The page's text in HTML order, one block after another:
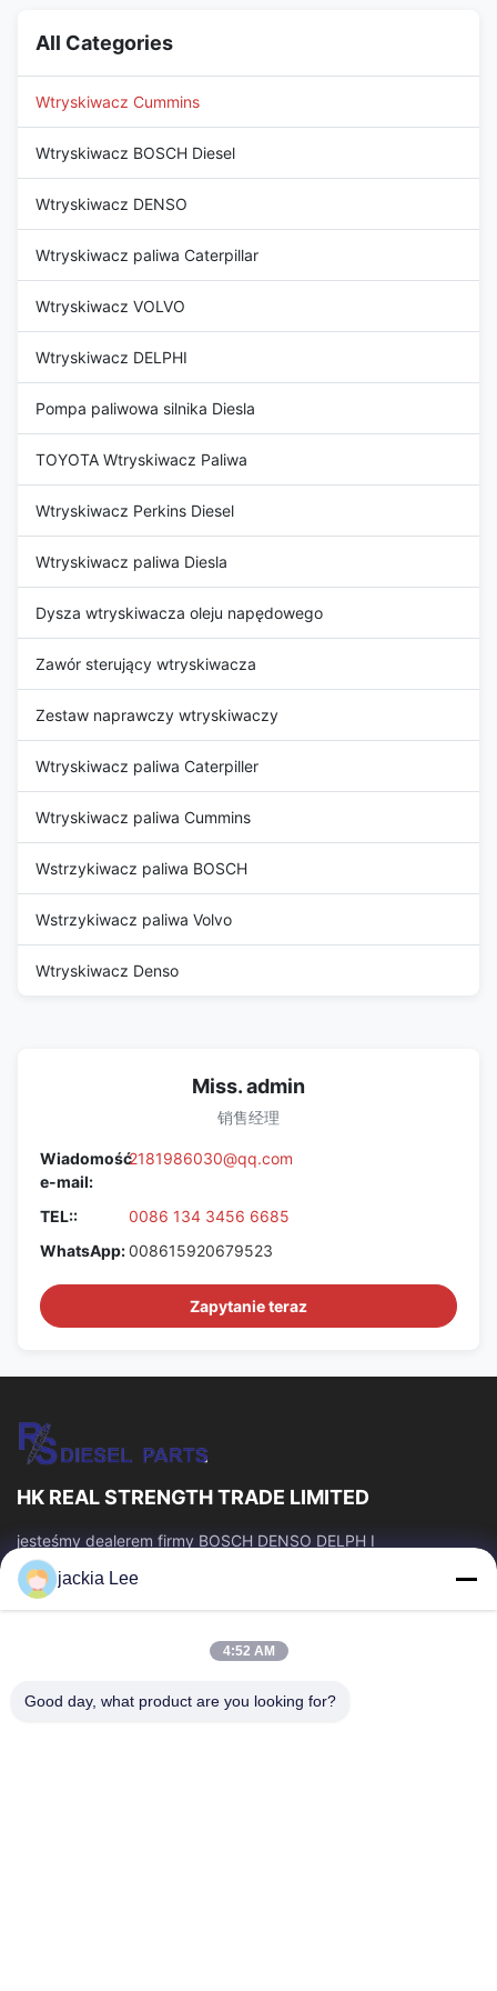
All Categories
Wtryskiwacz Cummins
Wtryskiwacz BOSCH Diesel
Wtryskiwacz DENSO
Wtryskiwacz paliwa Caterpillar
Wtryskiwacz VOLVO
Wtryskiwacz DELPHI
Pompa paliwowa silnika Diesla
TOYOTA Wtryskiwacz Paliwa
Wtryskiwacz Perkins Diesel
Wtryskiwacz paliwa Diesla
Dysza wtryskiwacza oleju napędowego
Zawór sterujący wtryskiwacza
Zestaw naprawczy wtryskiwaczy
Wtryskiwacz paliwa Caterpiller
Wtryskiwacz paliwa Cummins
Wstrzykiwacz paliwa BOSCH
Wstrzykiwacz paliwa Volvo
Wtryskiwacz Denso
Miss. admin
销售经理
Wiadomość
e-mail:
2181986030@qq.com
TEL::
0086 134 3456 6685
WhatsApp:008615920679523
Zapytanie teraz
HK REAL STRENGTH TRADE LIMITED
jesteśmy dealerem firmy BOSCH DENSO DELPH I
CATERPILLAR VOLVO CUMMINS TOYOTA ISUZU. Numer
WhatsApp: 0086 159 2067 9523.
Szybkie Linki
Produkty
O Nas
Wycieczka Po Fabryce
jackia Lee
4:52 AM
Good day, what product are you looking for?